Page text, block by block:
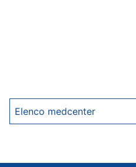
Elenco medcenter